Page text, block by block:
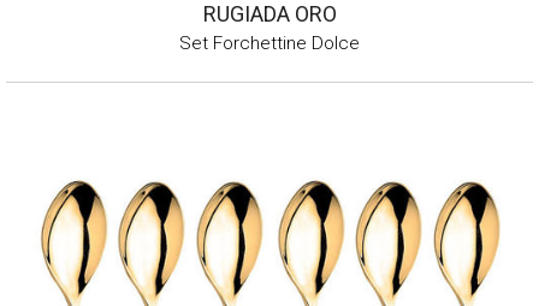
RUGIADA ORO
Set Forchettine Dolce